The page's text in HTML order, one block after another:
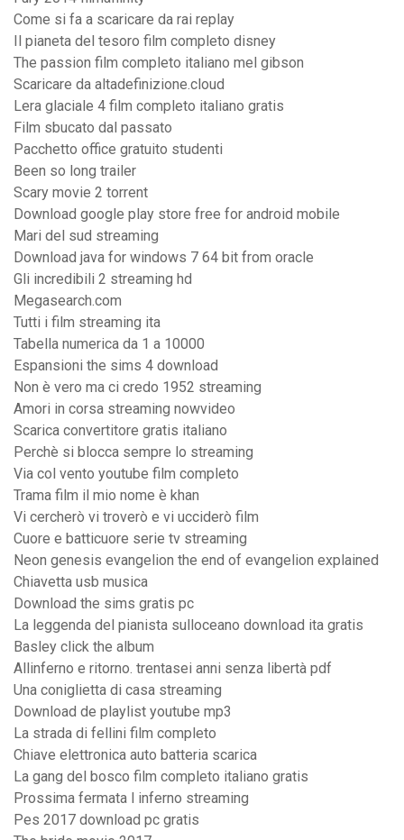
Come si fa a scaricare da rai replay
Il pianeta del tesoro film completo disney
The passion film completo italiano mel gibson
Scaricare da altadefinizione.cloud
Lera glaciale 4 film completo italiano gratis
Film sbucato dal passato
Pacchetto office gratuito studenti
Been so long trailer
Scary movie 2 torrent
Download google play store free for android mobile
Mari del sud streaming
Download java for windows 7 64 bit from oracle
Gli incredibili 2 streaming hd
Megasearch.com
Tutti i film streaming ita
Tabella numerica da 1 a 10000
Espansioni the sims 4 download
Non è vero ma ci credo 1952 streaming
Amori in corsa streaming nowvideo
Scarica convertitore gratis italiano
Perchè si blocca sempre lo streaming
Via col vento youtube film completo
Trama film il mio nome è khan
Vi cercherò vi troverò e vi ucciderò film
Cuore e batticuore serie tv streaming
Neon genesis evangelion the end of evangelion explained
Chiavetta usb musica
Download the sims gratis pc
La leggenda del pianista sulloceano download ita gratis
Basley click the album
Allinferno e ritorno. trentasei anni senza libertà pdf
Una coniglietta di casa streaming
Download de playlist youtube mp3
La strada di fellini film completo
Chiave elettronica auto batteria scarica
La gang del bosco film completo italiano gratis
Prossima fermata l inferno streaming
Pes 2017 download pc gratis